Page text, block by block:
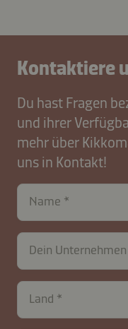
Kontaktiere
Du hast Fragen
und ihrer
mehr über
uns in Kontakt!
Name
Dein Unternehmen
Land